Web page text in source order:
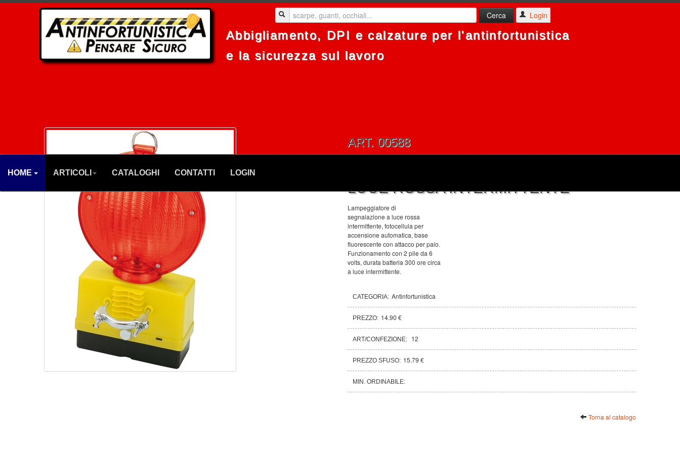
Login
HOME ARTICOLI CATALOGHI CONTATTI LOGIN
Abbigliamento, DPI e calzature per l'antinfortunistica
e la sicurezza sul lavoro
ART. 00588
LUCE ROSSA INTERMITTENTE
Lampeggiatore di
segnalazione a luce rossa
intermittente, fotocellula per
accensione automatica, base
fluorescente con attacco per palo.
Funzionamento con 2 pile da 6
volts, durata batteria 300 ore circa
a luce intermittente.
CATEGORIA: Antinfortunistica
PREZZO: 14.90 €
ART/CONFEZIONE: 12
PREZZO SFUSO: 15.79 €
MIN. ORDINABILE:
Torna al catalogo